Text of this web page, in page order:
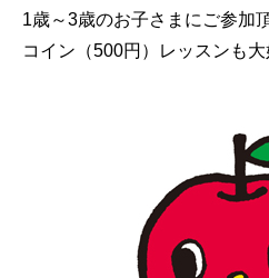
1歳～3歳のお子さまにご参加
コイン（500円）レッスンも大